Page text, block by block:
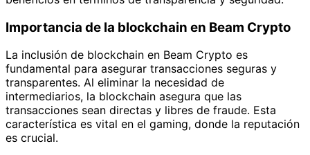
Importancia de la blockchain en Beam Crypto
La inclusión de blockchain en Beam Crypto es
fundamental para asegurar transacciones seguras y
transparentes. Al eliminar la necesidad de
intermediarios, la blockchain asegura que las
transacciones sean directas y libres de fraude. Esta
característica es vital en el gaming, donde la reputación
es crucial.